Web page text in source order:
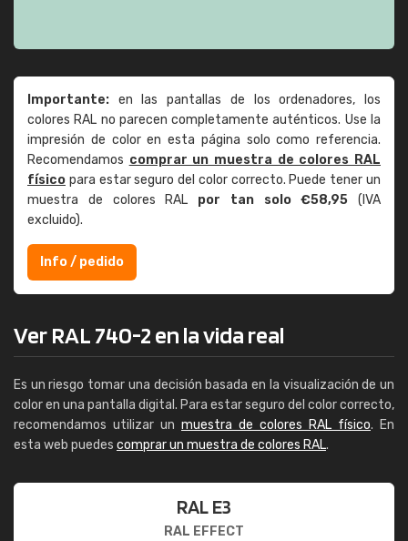
Importante: en las pantallas de los ordenadores, los
colores RAL no parecen completamente auténticos. Use la
impresión de color en esta página solo como referencia.
Recomendamos comprar un muestra de colores RAL
físico para estar seguro del color correcto. Puede tener un
muestra de colores RAL por tan solo €58,95 (IVA
excluido).
Info / pedido
Ver RAL 740-2 en la vida real
Es un riesgo tomar una decisión basada en la visualización de un
color en una pantalla digital. Para estar seguro del color correcto,
recomendamos utilizar un muestra de colores RAL físico. En
esta web puedes comprar un muestra de colores RAL.
RAL E3
RAL EFFECT